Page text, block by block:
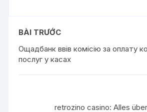
BÀI TRƯỚC
Ощадбанк ввів комісію за оплату
послуг у касах
retrozino casino: Alles